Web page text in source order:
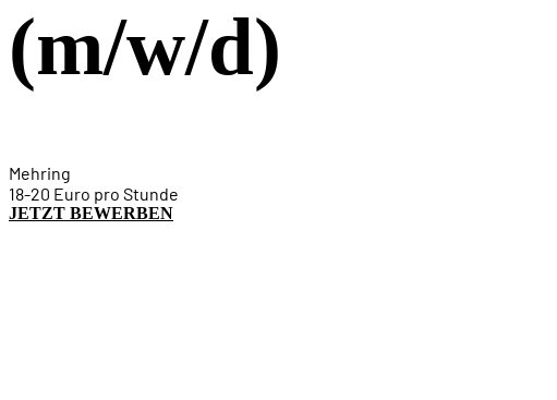
(m/w/d)
Mehring
18-20 Euro pro Stunde
JETZT BEWERBEN